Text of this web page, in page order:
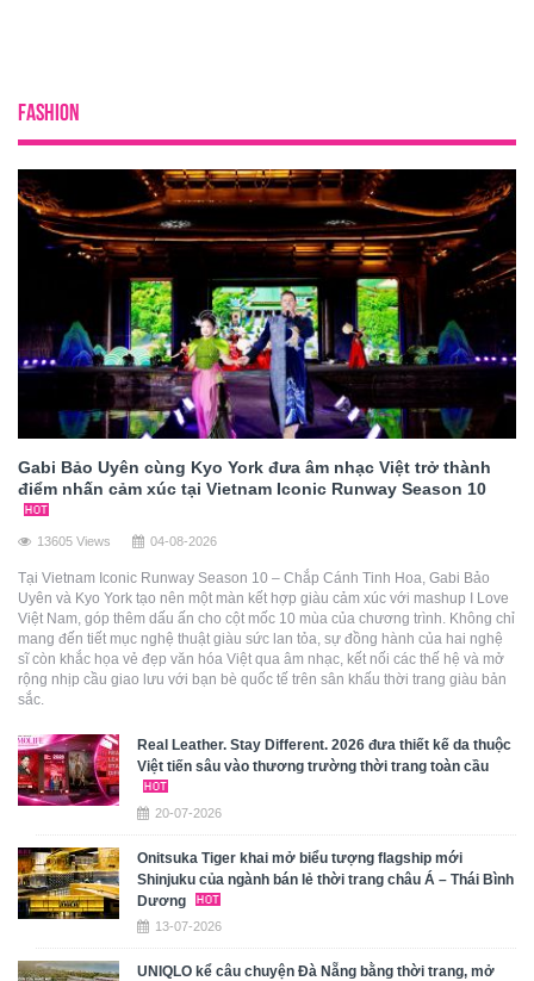
FASHION
Gabi Bảo Uyên cùng Kyo York đưa âm nhạc Việt trở thành
điểm nhấn cảm xúc tại Vietnam Iconic Runway Season 10
13605 Views 04-08-2026
Tại Vietnam Iconic Runway Season 10 – Chắp Cánh Tinh Hoa, Gabi Bảo
Uyên và Kyo York tạo nên một màn kết hợp giàu cảm xúc với mashup I Love
Việt Nam, góp thêm dấu ấn cho cột mốc 10 mùa của chương trình. Không chỉ
mang đến tiết mục nghệ thuật giàu sức lan tỏa, sự đồng hành của hai nghệ
sĩ còn khắc họa vẻ đẹp văn hóa Việt qua âm nhạc, kết nối các thế hệ và mở
rộng nhịp cầu giao lưu với bạn bè quốc tế trên sân khấu thời trang giàu bản
sắc.
Real Leather. Stay Different. 2026 đưa thiết kế da thuộc
Việt tiến sâu vào thương trường thời trang toàn cầu
20-07-2026
Onitsuka Tiger khai mở biểu tượng flagship mới
Shinjuku của ngành bán lẻ thời trang châu Á – Thái Bình
Dương
13-07-2026
UNIQLO kể câu chuyện Đà Nẵng bằng thời trang, mở